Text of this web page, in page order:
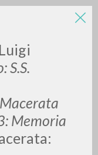
S.S.
Memoria
scritti